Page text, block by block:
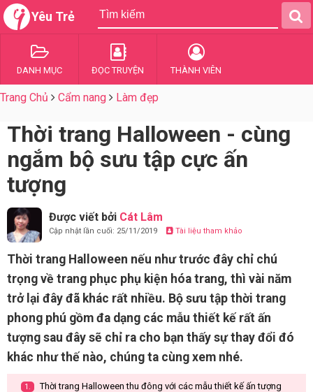
Yêu Trẻ
DANH MỤC ĐỌC TRUYỆN THÀNH VIÊN
Trang Chủ Cẩm nang Làm đẹp
Thời trang Halloween - cùng
ngắm bộ sưu tập cực ấn
tượng
Được viết bởi Cát Lâm
Cập nhật lần cuối: 25/11/2019 Tài liệu tham khảo
Thời trang Halloween nếu như trước đây chỉ chú
trọng về trang phục phụ kiện hóa trang, thì vài năm
trở lại đây đã khác rất nhiều. Bộ sưu tập thời trang
phong phú gồm đa dạng các mẫu thiết kế rất ấn
tượng sau đây sẽ chỉ ra cho bạn thấy sự thay đổi đó
khác như thế nào, chúng ta cùng xem nhé.
1. Thời trang Halloween thu đông với các mẫu thiết kế ấn tượng